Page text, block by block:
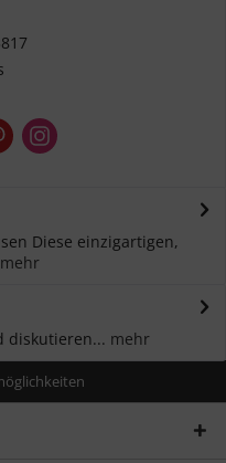
Diese einzigartigen,
mehr
diskutieren... mehr